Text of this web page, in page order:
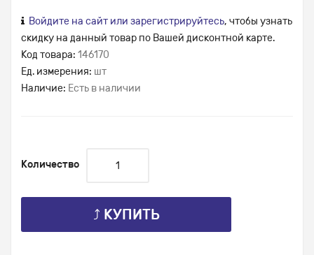
Войдите на сайт или зарегистрируйтесь, чтобы узнать
скидку на данный товар по Вашей дисконтной карте.
Код товара: 146170
Ед. измерения: шт
Наличие: Есть в наличии
Количество
⤴ КУПИТЬ